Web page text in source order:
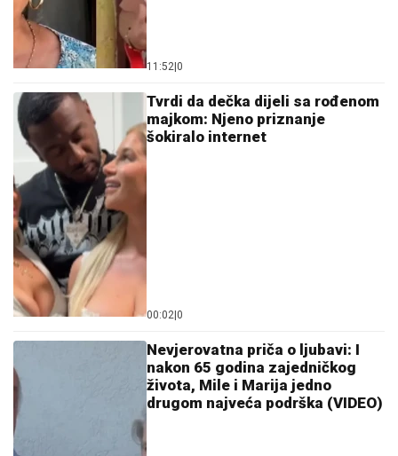
11:52 0
Tvrdi da dečka dijeli sa rođenom
majkom: Njeno priznanje
šokiralo internet
00:02 0
Nevjerovatna priča o ljubavi: I
nakon 65 godina zajedničkog
života, Mile i Marija jedno
drugom najveća podrška (VIDEO)